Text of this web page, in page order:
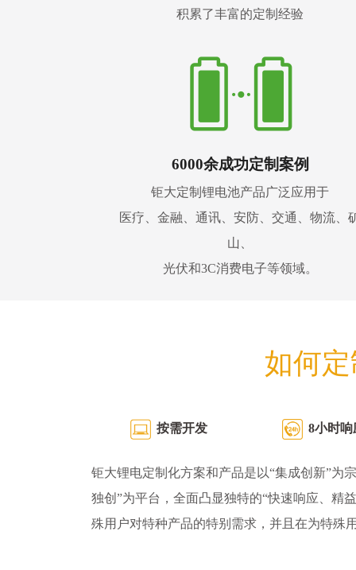
积累了丰富的定制经验
6000余成功定制案例
钜大定制锂电池产品广泛应用于
医疗、金融、通讯、安防、交通、物流、
山、
光伏和3C消费电子等领域。
如何
按需开发 8小时响
钜大锂电定制化方案和产品是以“集成创新”为
独创”为平台，全面凸显独特的“快速响应、精
殊用户对特种产品的特别需求，并且在为特殊